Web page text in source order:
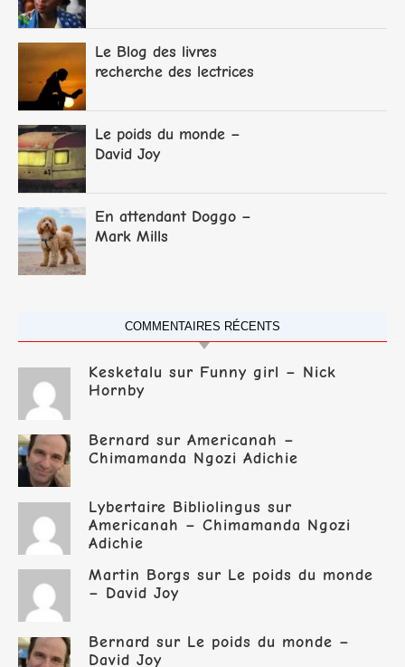
Le Blog des livres
recherche des lectrices
Le poids du monde –
David Joy
En attendant Doggo –
Mark Mills
COMMENTAIRES RÉCENTS
Kesketalu sur Funny girl – Nick
Hornby
Bernard sur Americanah –
Chimamanda Ngozi Adichie
Lybertaire Bibliolingus sur
Americanah – Chimamanda Ngozi
Adichie
Martin Borgs sur Le poids du monde
– David Joy
Bernard sur Le poids du monde –
David Joy